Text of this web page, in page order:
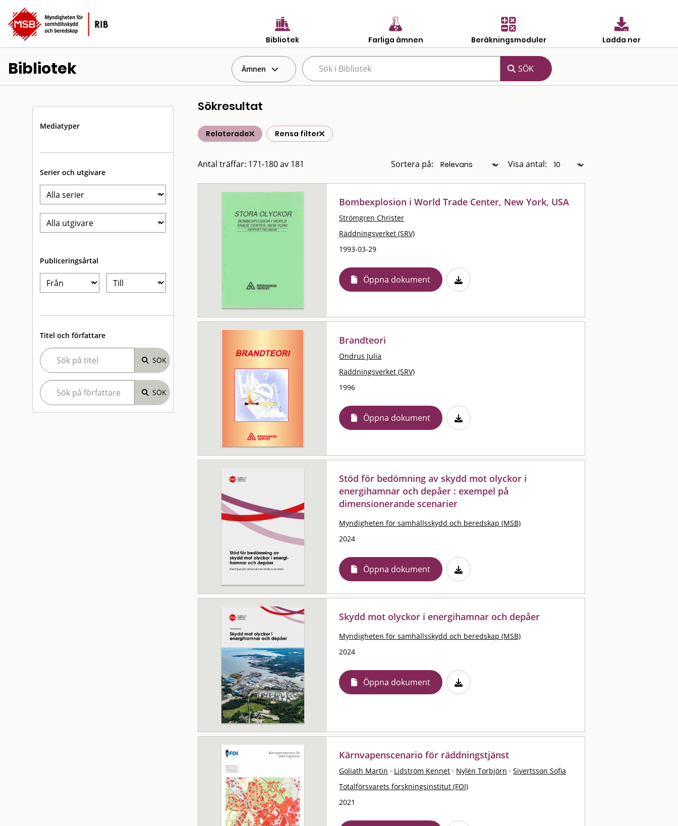
Bibliotek Farliga ämnen Beräkningsmoduler Ladda ner
Bibliotek Ämnen
Mediatyper
Serier och utgivare
Publiceringsårtal
Titel och författare
Sökresultat
Relaterade Rensa filter
Antal träffar: 171-180 av 181 Sortera på: Visa antal:
Bombexplosion i World Trade Center, New York, USA
Strömgren Christer
Räddningsverket (SRV)
1993-03-29
Öppna dokument
Brandteori
Ondrus Julia
Räddningsverket (SRV)
1996
Öppna dokument
Stöd för bedömning av skydd mot olyckor i
energihamnar och depåer : exempel på
dimensionerande scenarier
Myndigheten för samhällsskydd och beredskap (MSB)
2024
Öppna dokument
Skydd mot olyckor i energihamnar och depåer
Myndigheten för samhällsskydd och beredskap (MSB)
2024
Öppna dokument
Kärnvapenscenario för räddningstjänst
Goliath Martin · Lidström Kennet · Nylén Torbjörn · Sivertsson Sofia
Totalförsvarets forskningsinstitut (FOI)
2021